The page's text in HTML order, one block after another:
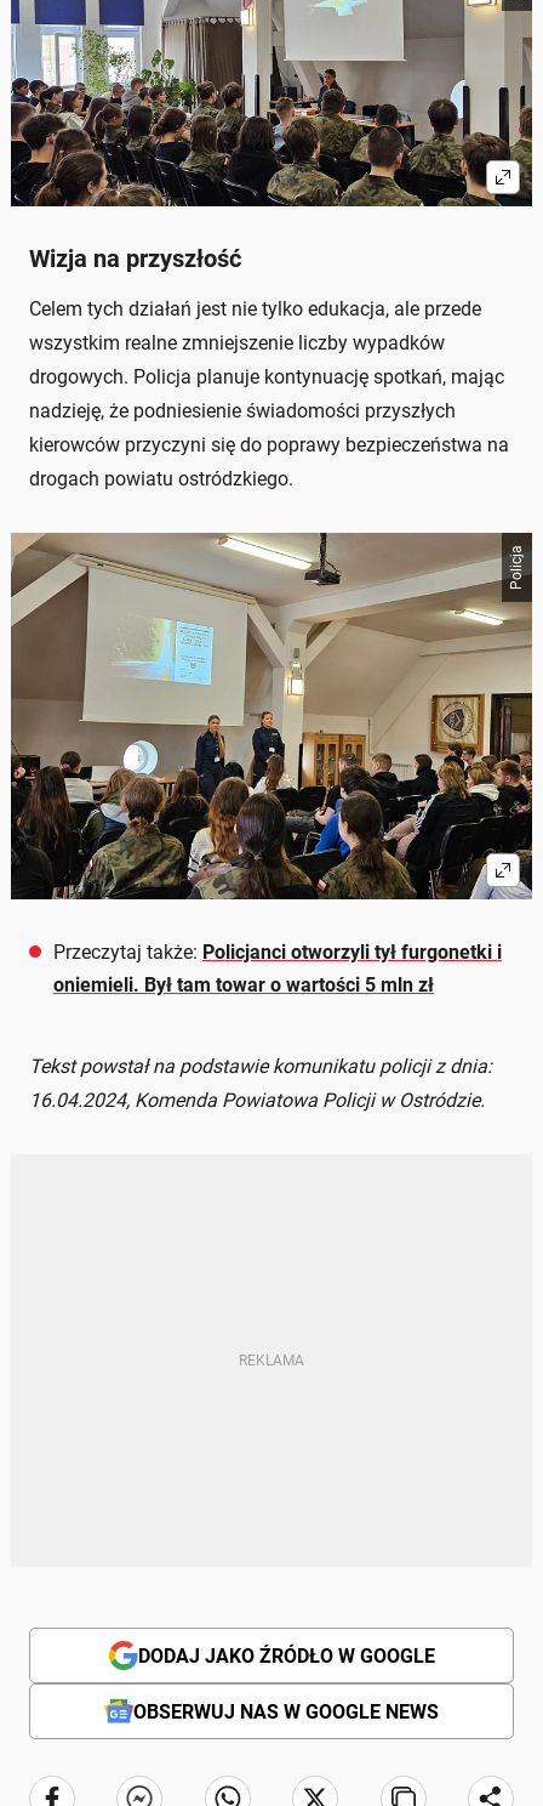
Wizja na przyszłość
Celem tych działań jest nie tylko edukacja, ale przede
wszystkim realne zmniejszenie liczby wypadków
drogowych. Policja planuje kontynuację spotkań, mając
nadzieję, że podniesienie świadomości przyszłych
kierowców przyczyni się do poprawy bezpieczeństwa na
drogach powiatu ostródzkiego.
Policja
Przeczytaj także: Policjanci otworzyli tył furgonetki i
oniemieli. Był tam towar o wartości 5 mln zł
Tekst powstał na podstawie komunikatu policji z dnia:
16.04.2024, Komenda Powiatowa Policji w Ostródzie.
DODAJ JAKO ŹRÓDŁO W GOOGLE
OBSERWUJ NAS W GOOGLE NEWS